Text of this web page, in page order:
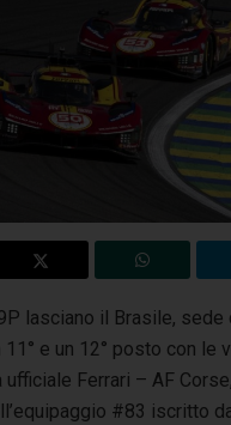
lasciano il Brasile, sede
11° e un 12° posto con le
ufficiale Ferrari – AF Corse,
#83 iscritto